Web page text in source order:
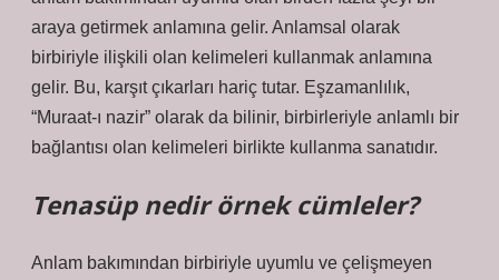
araya getirmek anlamına gelir. Anlamsal olarak
birbiriyle ilişkili olan kelimeleri kullanmak anlamına
gelir. Bu, karşıt çıkarları hariç tutar. Eşzamanlılık,
“Muraat-ı nazir” olarak da bilinir, birbirleriyle anlamlı bir
bağlantısı olan kelimeleri birlikte kullanma sanatıdır.
Tenasüp nedir örnek cümleler?
Anlam bakımından birbiriyle uyumlu ve çelişmeyen